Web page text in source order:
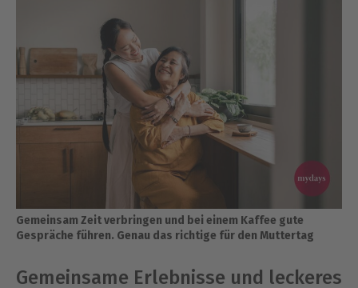
Gemeinsam Zeit verbringen und bei einem Kaffee gute
Gespräche führen. Genau das richtige für den Muttertag
Gemeinsame Erlebnisse und leckeres